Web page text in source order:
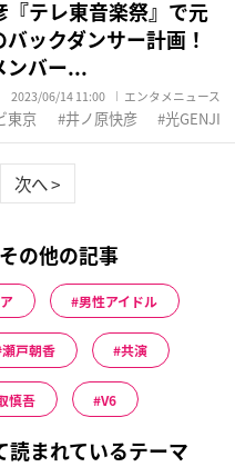
『テレ東音楽祭』で元
ックダンサー計画！
ンバー...
2023/06/14 11:00 エンタメニュース
東京 井ノ原快彦 光GENJI
次へ >
の他の記事
男性アイドル
瀬戸朝香 共演
慎吾 V6
まれているテーマ